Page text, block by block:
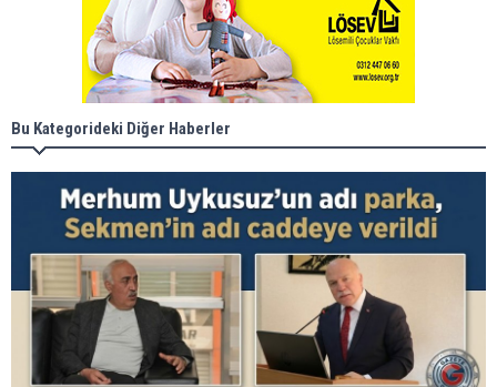
Bu Kategorideki Diğer Haberler